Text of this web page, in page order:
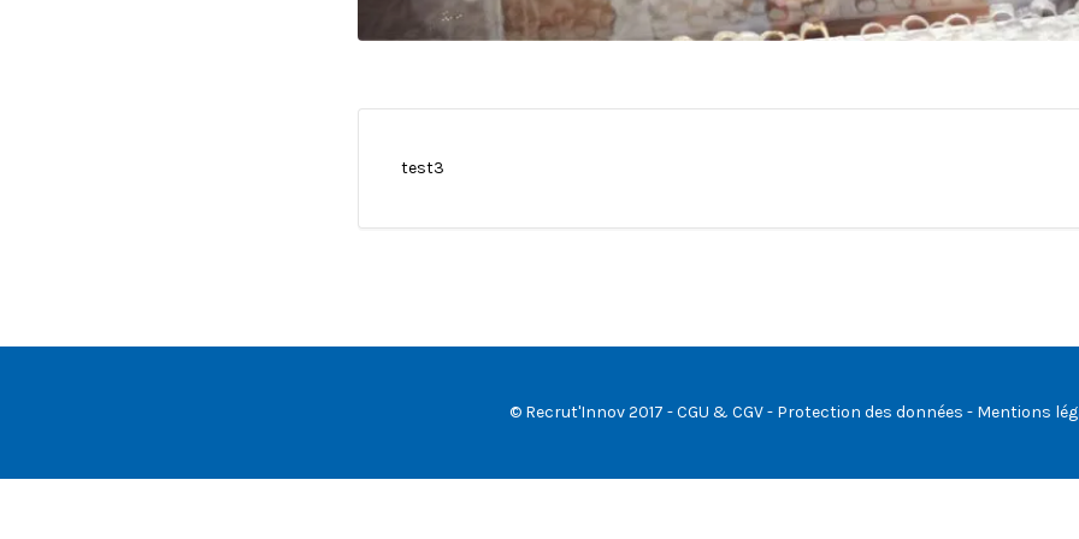
test3
© Recrut'Innov 2017 -CGU & CGV- Protection des données - Mentions